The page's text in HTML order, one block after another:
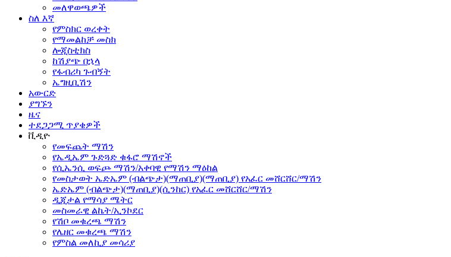
መለዋወጫዎች
ስለ እኛ
የምስክር ወረቀት
የማመልከቻ መስክ
ሎጂስቲክስ
ከሽያጭ በኋላ
የፋብሪካ ጉብኝት
ኤግዚቢሽን
አውርድ
ያግኙን
ዜና
ተደጋጋሚ ጥያቄዎች
ቪዲዮ
የመፍጨት ማሽን
የኤዲኤም ጉድጓድ ቁፋሮ ማሽኖች
የሲኤንሲ ወፍጮ ማሽን/አቀባዊ የማሽን ማዕከል
የመስታወት ኤድኤም (ብልጭታ)(ማጠቢያ)(ማጠቢያ) የአፈር መሸርሸር/ማሽን
ኤድኤም (ብልጭታ)(ማጠቢያ)(ሲንከር) የአፈር መሸርሸር/ማሽን
ዲጂታል የማሳያ ሜትር
መስመራዊ ልኬት/ኢንኮደር
የሽቦ መቁረጫ ማሽን
የሌዘር መቁረጫ ማሽን
የምስል መለኪያ መሳሪያ